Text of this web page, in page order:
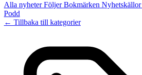
Alla nyheterFöljerBokmärken Nyhetskällor
Podd
← Tillbaka till kategorier